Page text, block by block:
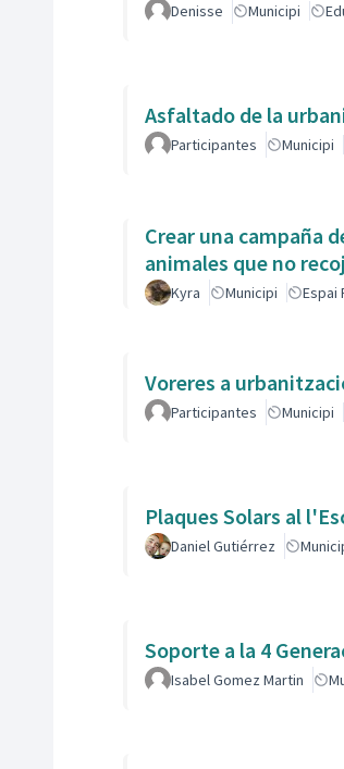
Denisse Municipi
Asfaltado de la
Participantes Municipi
Crear una campaña
animales que no
Kyra Municipi Espai
Voreres a
Participantes Municipi
Plaques Solars al
Daniel Gutiérrez
Soporte a
Isabel Gomez Martin